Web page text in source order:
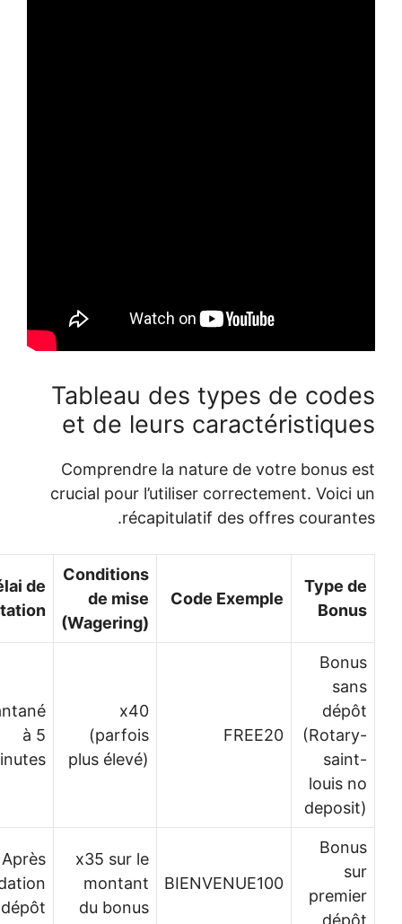
Tableau des types de
et de leurs
Comprendre la nature de votre bonus
crucial pour l’utiliser correctement.
récapitulatif des offres
Type
Code Exemple
Conditions
de mise
(Wagering)
Délai de
créditation
louis
FREE20
(parfois
plus élevé)
Instantané
à 5
minutes
BIENVENUE100
x35 sur le
montant
du bonus
Après
validation
du dépôt